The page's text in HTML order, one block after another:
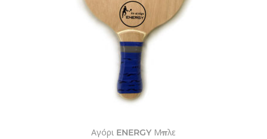
Αγόρι ENERGY Μπλε